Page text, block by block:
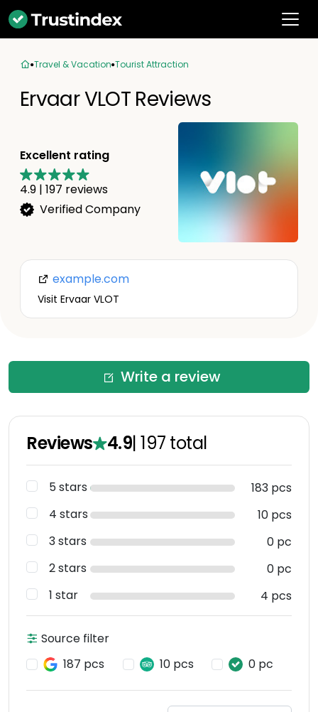
Travel & Vacation Tourist Attraction
Ervaar VLOT Reviews
Excellent rating
4.9 | 197 reviews
Verified Company
example.com
Visit Ervaar VLOT
Write a review
Reviews 4.9|197 total
5 stars
183 pcs
4 stars
10 pcs
3 stars
0 pc
2 stars
0 pc
1 star
4 pcs
Source filter
187 pcs
10 pcs 0 pc